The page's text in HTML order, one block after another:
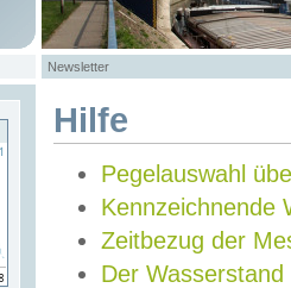
Newsletter
Hilfe
Pegelauswahl
Kennzeichnende
Zeitbezug der
Der Wasserstand